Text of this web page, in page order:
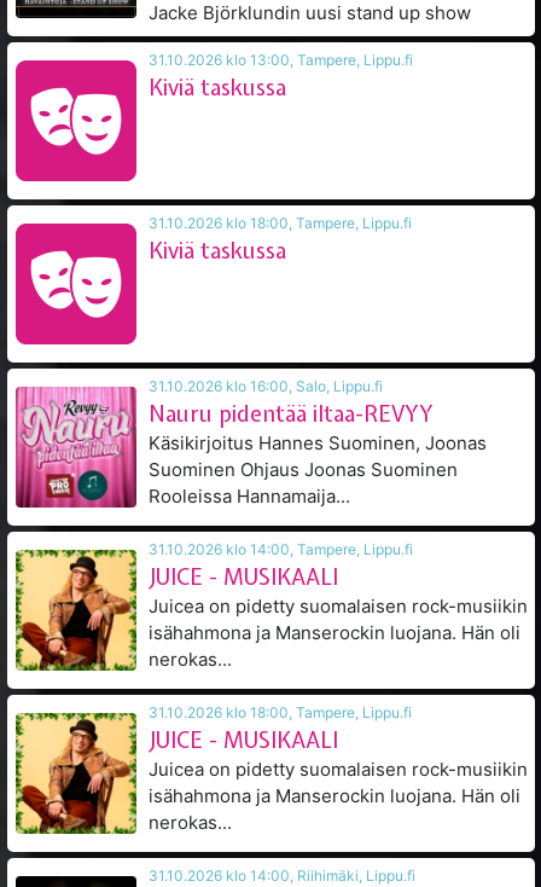
Jacke Björklundin uusi stand up show
HAVAINTOJA...
31.10.2026 klo 13:00, Tampere, Lippu.fi
Kiviä taskussa
31.10.2026 klo 18:00, Tampere, Lippu.fi
Kiviä taskussa
31.10.2026 klo 16:00, Salo, Lippu.fi
Nauru pidentää iltaa-REVYY
Käsikirjoitus Hannes Suominen, Joonas
Suominen Ohjaus Joonas Suominen
Rooleissa Hannamaija...
31.10.2026 klo 14:00, Tampere, Lippu.fi
JUICE - MUSIKAALI
Juicea on pidetty suomalaisen rock-musiikin
isähahmona ja Manserockin luojana. Hän oli
nerokas...
31.10.2026 klo 18:00, Tampere, Lippu.fi
JUICE - MUSIKAALI
Juicea on pidetty suomalaisen rock-musiikin
isähahmona ja Manserockin luojana. Hän oli
nerokas...
31.10.2026 klo 14:00, Riihimäki, Lippu.fi